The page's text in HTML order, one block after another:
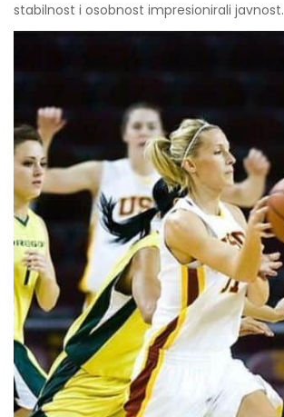
stabilnost i osobnost impresionirali javnost.